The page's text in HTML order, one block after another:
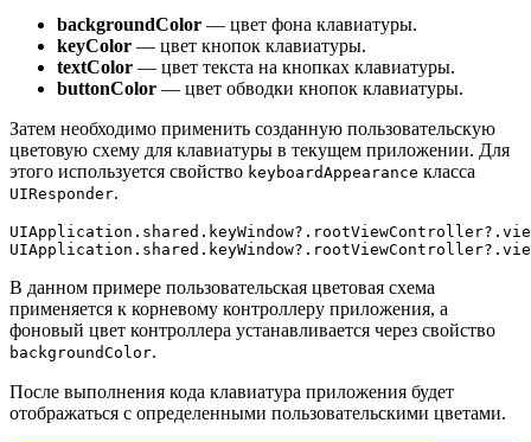
backgroundColor — цвет фона клавиатуры.
keyColor — цвет кнопок клавиатуры.
textColor — цвет текста на кнопках клавиатуры.
buttonColor — цвет обводки кнопок клавиатуры.
Затем необходимо применить созданную пользовательскую
цветовую схему для клавиатуры в текущем приложении. Для
этого используется свойство keyboardAppearance класса
UIResponder.
В данном примере пользовательская цветовая схема
применяется к корневому контроллеру приложения, а
фоновый цвет контроллера устанавливается через свойство
backgroundColor.
После выполнения кода клавиатура приложения будет
отображаться с определенными пользовательскими цветами.